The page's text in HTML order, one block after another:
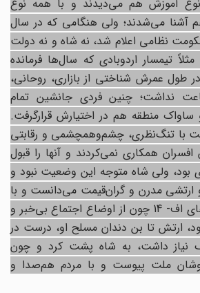
آموزش هم می‌دیدند و با همه نوع
می‌شدند؛ ولی هنگامی که در سال
نظامی اعلام شد، نه شاه و نه دولت
تیمسار اردوبادی که سال‌ها فرمانده‌
طول عمرش شناختی از بازاری، روحانی،
نداشت؛ چنین فردی جانشین تمام
منطقه هم در اختیارش قرارگرفت.
با تنگ‌نظری، چشم‌وهمچشمی و رقابتی
همکاری نمی‌کردند و آنها را قبول
ولی شاه متوجه این وضعیت نبود و
مدرن و گران‌قیمت می‌دانست و با
وجود داشتن هواپیماهای اف- 14 چون از اوضاع اجتماع بی‌خبر و
ارتش تا بن دندان مسلح او، درست در
داشت، به شاه پشت کرد و چون
ملت پیوست و با مردم هم‌صدا و